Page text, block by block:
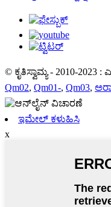
© ಕೃತಿಸ್ವಾಮ್ಯ - 2010-2023 :
Qm02, Qm01-, Qm03,
ಇಮೇಲ್ ಕಳುಹಿಸಿ
x